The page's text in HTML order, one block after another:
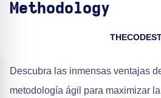
Methodology
Descubra las inmensas ventajas
metodología ágil para maximizar